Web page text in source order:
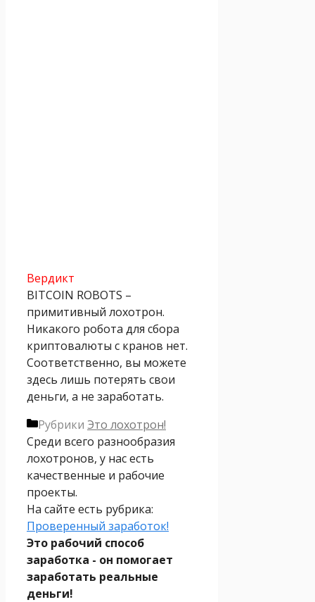
Вердикт
BITCOIN ROBOTS –
примитивный лохотрон.
Никакого робота для сбора
криптовалюты с кранов нет.
Соответственно, вы можете
здесь лишь потерять свои
деньги, а не заработать.
Рубрики Это лохотрон!
Среди всего разнообразия
лохотронов, у нас есть
качественные и рабочие
проекты.
На сайте есть рубрика:
Проверенный заработок!
Это рабочий способ
заработка - он помогает
заработать реальные
деньги!